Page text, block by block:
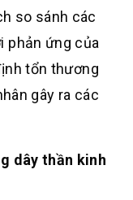
so sánh các
phản ứng của
tổn thương
gây ra các
dây thần kinh